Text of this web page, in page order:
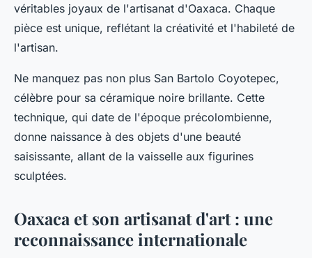
véritables joyaux de l'artisanat d'Oaxaca. Chaque
pièce est unique, reflétant la créativité et l'habileté de
l'artisan.
Ne manquez pas non plus San Bartolo Coyotepec,
célèbre pour sa céramique noire brillante. Cette
technique, qui date de l'époque précolombienne,
donne naissance à des objets d'une beauté
saisissante, allant de la vaisselle aux figurines
sculptées.
Oaxaca et son artisanat d'art : une
reconnaissance internationale